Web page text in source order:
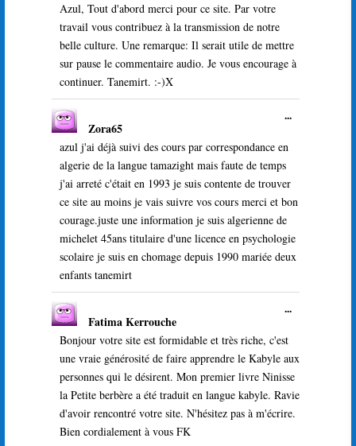
Azul, Tout d'abord merci pour ce site. Par votre
travail vous contribuez à la transmission de notre
belle culture. Une remarque: Il serait utile de mettre
sur pause le commentaire audio. Je vous encourage à
continuer. Tanemirt. :-)X
Zora65
azul j'ai déjà suivi des cours par correspondance en
algerie de la langue tamazight mais faute de temps
j'ai arreté c'était en 1993 je suis contente de trouver
ce site au moins je vais suivre vos cours merci et bon
courage.juste une information je suis algerienne de
michelet 45ans titulaire d'une licence en psychologie
scolaire je suis en chomage depuis 1990 mariée deux
enfants tanemirt
...Ouvrir/
Fatima Kerrouche
Bonjour votre site est formidable et très riche, c'est
une vraie générosité de faire apprendre le Kabyle aux
personnes qui le désirent. Mon premier livre Ninisse
la Petite berbère a été traduit en langue kabyle. Ravie
d'avoir rencontré votre site. N'hésitez pas à m'écrire.
Bien cordialement à vous FK
...Ouvrir/
méta.